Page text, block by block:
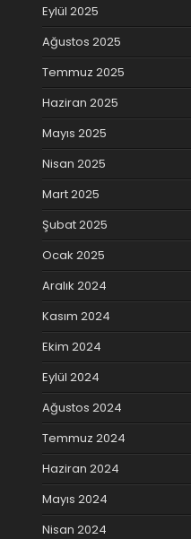
Eylül 2025
Ağustos 2025
Temmuz 2025
Haziran 2025
Mayıs 2025
Nisan 2025
Mart 2025
Şubat 2025
Ocak 2025
Aralık 2024
Kasım 2024
Ekim 2024
Eylül 2024
Ağustos 2024
Temmuz 2024
Haziran 2024
Mayıs 2024
Nisan 2024